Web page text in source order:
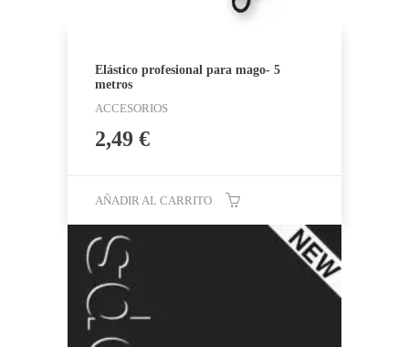
Elástico profesional para mago- 5
metros
ACCESORIOS
2,49 €
AÑADIR AL CARRITO